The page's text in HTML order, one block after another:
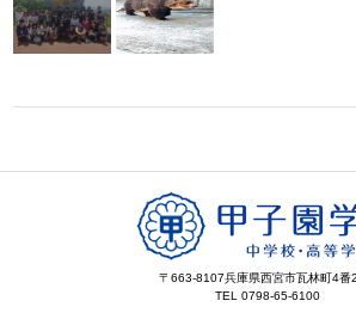
〒663-8107兵庫県西宮市瓦林町4番
TEL 0798-65-6100